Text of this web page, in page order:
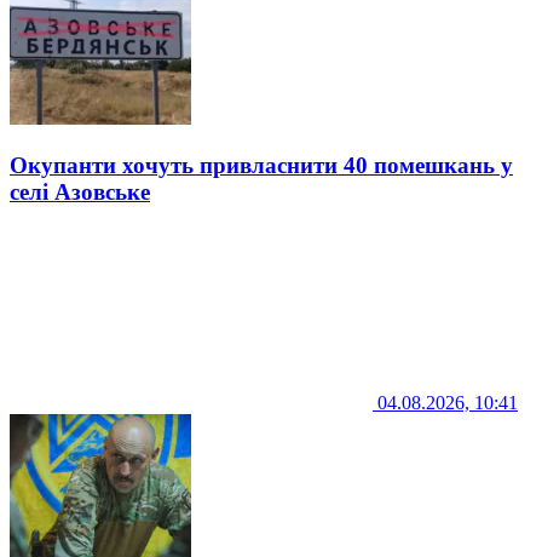
Окупанти хочуть привласнити 40 помешкань у
селі Азовське
04.08.2026, 10:41